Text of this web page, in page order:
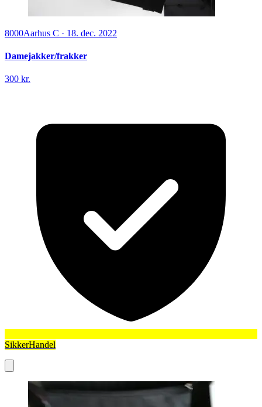
8000Aarhus C · 18. dec. 2022
Damejakker/frakker
300 kr.
SikkerHandel